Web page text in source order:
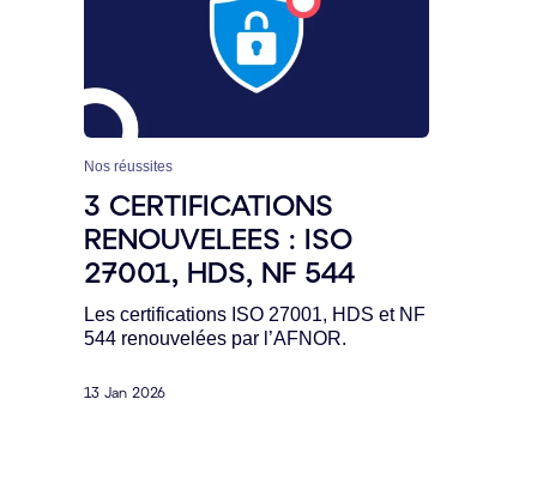
Nos réussites
3 CERTIFICATIONS
RENOUVELEES : ISO
27001, HDS, NF 544
Les certifications ISO 27001, HDS et NF
544 renouvelées par l’AFNOR.
13 Jan 2026